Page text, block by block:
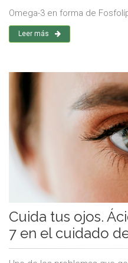
Omega-3 en forma de
Leer más
Cuida tus ojos.
7 en el cuidado